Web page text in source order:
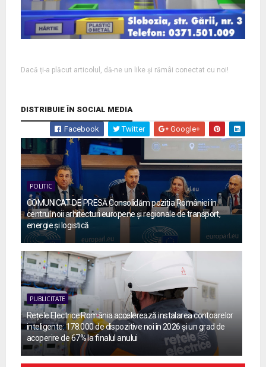
Dacă ți-a plăcut articolul, dă-ne un like și rămâi conectat cu noi!
DISTRIBUIE ÎN SOCIAL MEDIA
Facebook Twitter Google+
POLITIC
COMUNICAT DE PRESĂ Consolidăm poziția României în
centrul noii arhitecturi europene și regionale de transport,
energie și logistică
PUBLICITATE
Rețele Electrice România accelerează instalarea contoarelor
inteligente: 178.000 de dispozitive noi în 2026 și un grad de
acoperire de 67% la finalul anului